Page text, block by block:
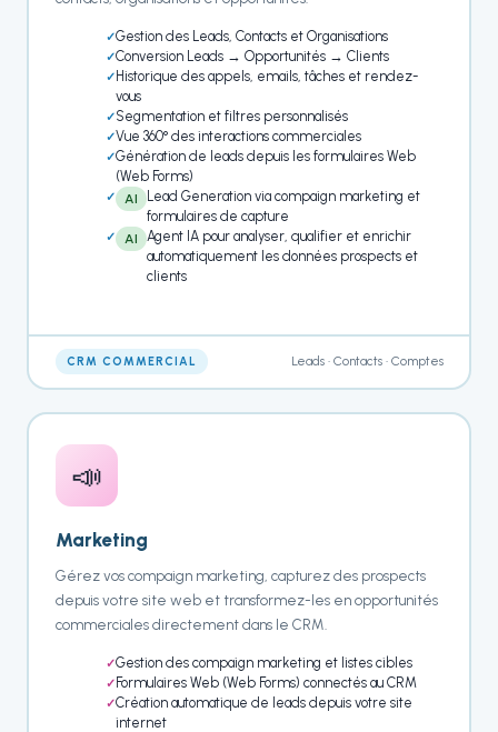
Gestion des Leads, Contacts et Organisations
Conversion Leads → Opportunités → Clients
Historique des appels, emails, tâches et rendez-
vous
Segmentation et filtres personnalisés
Vue 360° des interactions commerciales
Génération de leads depuis les formulaires Web
(Web Forms)
AI
Lead Generation via compaign marketing et
formulaires de capture
AI
Agent IA pour analyser, qualifier et enrichir
automatiquement les données prospects et
clients
CRM COMMERCIAL Leads • Contacts • Comptes
📣
Marketing
Gérez vos compaign marketing, capturez des prospects
depuis votre site web et transformez-les en opportunités
commerciales directement dans le CRM.
Gestion des compaign marketing et listes cibles
Formulaires Web (Web Forms) connectés au CRM
Création automatique de leads depuis votre site
internet